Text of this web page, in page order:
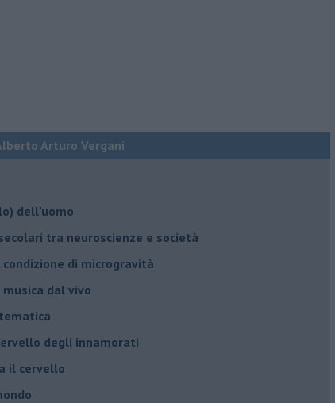
Arturo Vergani
dell’uomo
tra neuroscienze e società
di microgravità
dal vivo
degli innamorati
il cervello